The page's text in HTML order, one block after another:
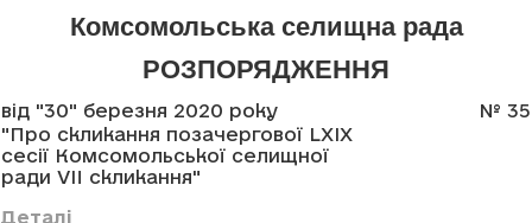
Комсомольська селищна рада
РОЗПОРЯДЖЕННЯ
від "30" березня 2020 року
№ 35
"Про скликання позачергової LXIX
сесії Комсомольської селищної
ради VII скликання"
Деталі